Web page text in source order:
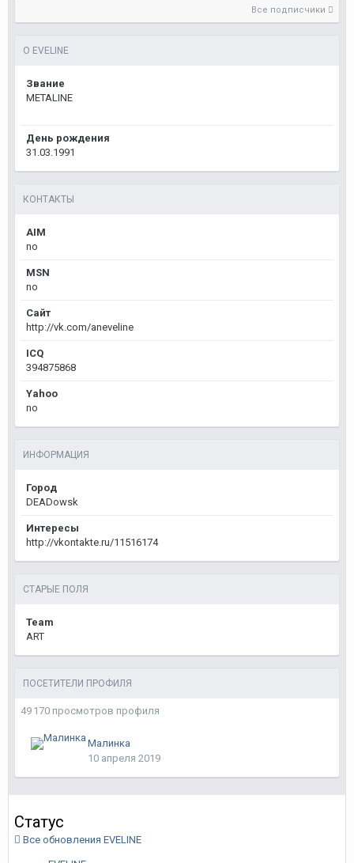
Все подписчики
О EVELINE
Звание
METALINE
День рождения
31.03.1991
КОНТАКТЫ
AIM
no
MSN
no
Сайт
http://vk.com/aneveline
ICQ
394875868
Yahoo
no
ИНФОРМАЦИЯ
Город
DEADowsk
Интересы
http://vkontakte.ru/11516174
СТАРЫЕ ПОЛЯ
Team
ART
ПОСЕТИТЕЛИ ПРОФИЛЯ
49 170 просмотров профиля
Малинка
10 апреля 2019
Статус
Все обновления EVELINE